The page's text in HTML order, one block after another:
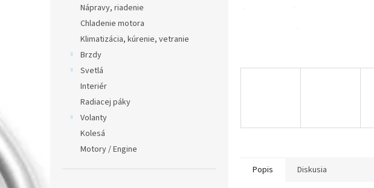
Nápravy, riadenie
Chladenie motora
Klimatizácia, kúrenie, vetranie
Brzdy
Svetlá
Interiér
Radiacej páky
Volanty
Kolesá
Motory / Engine
Popis Diskusia